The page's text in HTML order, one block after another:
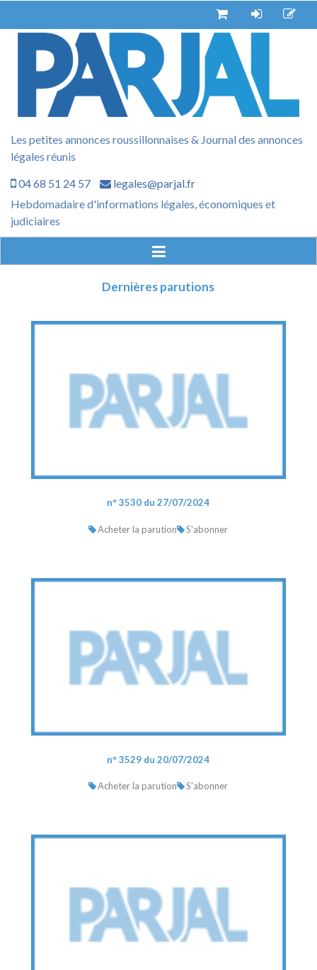
Les petites annonces roussillonnaises & Journal des annonces
légales réunis
04 68 51 24 57
legales@parjal.fr
Hebdomadaire d'informations légales, économiques et
judiciaires
Dernières parutions
n° 3530 du 27/07/2024
Acheter la parution S'abonner
n° 3529 du 20/07/2024
Acheter la parution S'abonner